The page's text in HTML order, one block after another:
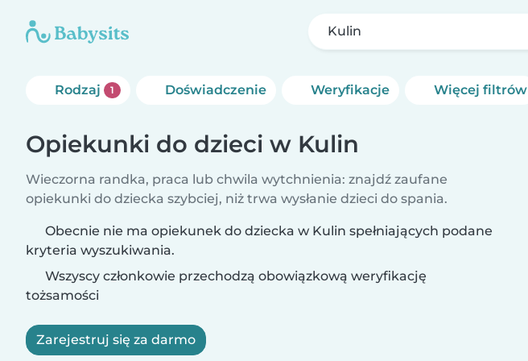
Kulin
Rodzaj 1 Doświadczenie Weryfikacje Więcej filtrów
Opiekunki do dzieci w Kulin
Wieczorna randka, praca lub chwila wytchnienia: znajdź zaufane
opiekunki do dziecka szybciej, niż trwa wysłanie dzieci do spania.
Obecnie nie ma opiekunek do dziecka w Kulin spełniających podane
kryteria wyszukiwania.
Wszyscy członkowie przechodzą obowiązkową weryfikację
tożsamości
Zarejestruj się za darmo